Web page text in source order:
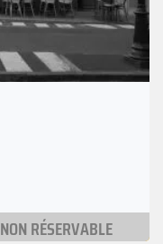
NON RÉSERVABLE